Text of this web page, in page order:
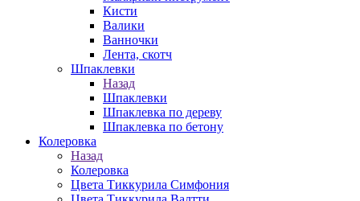
Кисти
Валики
Ванночки
Лента, скотч
Шпаклевки
Назад
Шпаклевки
Шпаклевка по дереву
Шпаклевка по бетону
Колеровка
Назад
Колеровка
Цвета Тиккурила Симфония